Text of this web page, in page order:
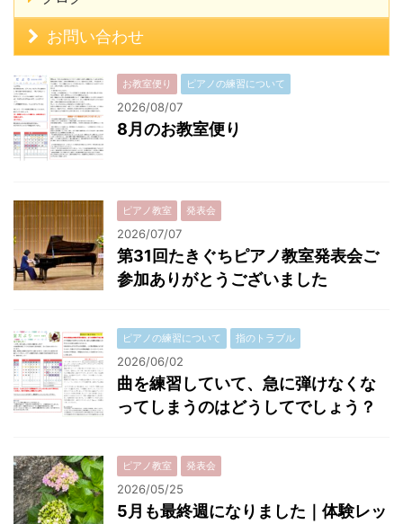
お問い合わせ
お教室便り ピアノの練習について
2026/08/07
8月のお教室便り
ピアノ教室 発表会
2026/07/07
第31回たきぐちピアノ教室発表会ご
参加ありがとうございました
ピアノの練習について 指のトラブル
2026/06/02
曲を練習していて、急に弾けなくな
ってしまうのはどうしてでしょう？
ピアノ教室 発表会
2026/05/25
5月も最終週になりました｜体験レッ